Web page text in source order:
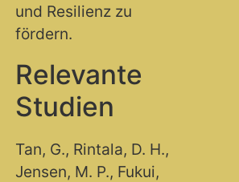
und Resilienz zu
fördern.
Relevante
Studien
Tan, G., Rintala, D. H.,
Jensen, M. P., Fukui,